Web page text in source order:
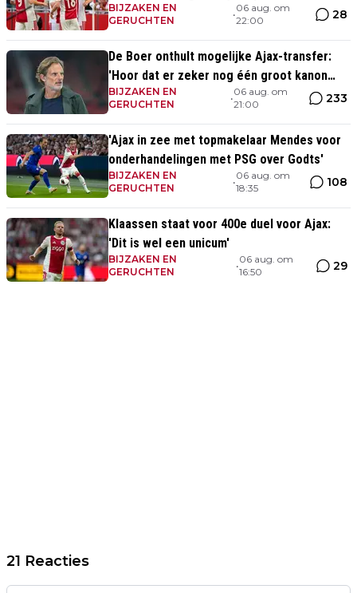
BIJZAKEN EN
GERUCHTEN
•
06 aug. om
22:00
28
De Boer onthult mogelijke Ajax-transfer:
'Hoor dat er zeker nog één groot kanon
aankomt'
BIJZAKEN EN
GERUCHTEN
•
06 aug. om
21:00
233
'Ajax in zee met topmakelaar Mendes voor
onderhandelingen met PSG over Godts'
BIJZAKEN EN
GERUCHTEN
•
06 aug. om
18:35
108
Klaassen staat voor 400e duel voor Ajax:
'Dit is wel een unicum'
BIJZAKEN EN
GERUCHTEN
•
06 aug. om
16:50
29
21 Reacties